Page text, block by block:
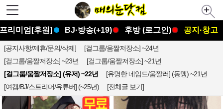
프리미엄[후원] BJ·방송(+19) 후방 (로그인) 공지·창고
[공지사항/제휴/문의/삭제]
[걸그룹/움짤저장소] ~24년
[걸그룹/움짤저장소] ~23년
[걸그룹/움짤저장소] ~21년
[걸그룹/움짤저장소] (유저) ~22년
[유명한 네임드/움짤러] (동맹) ~21년
[여캠/BJ/스트리머/유튜버] (~25년)
[전체글 보기]